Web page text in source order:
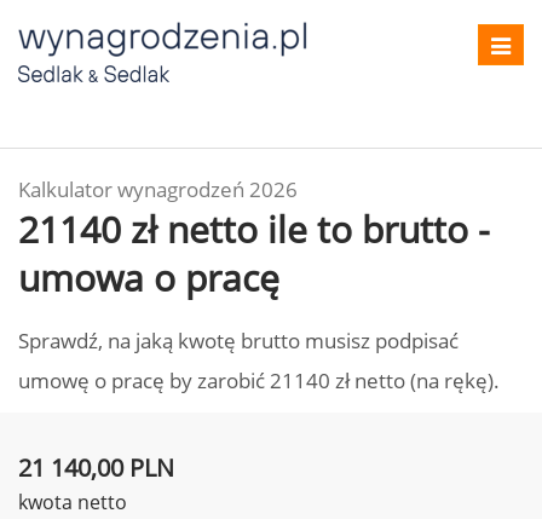
Kalkulator wynagrodzeń 2026
21140 zł netto ile to brutto -
umowa o pracę
Sprawdź, na jaką kwotę brutto musisz podpisać
umowę o pracę by zarobić 21140 zł netto (na rękę).
21 140,00 PLN
kwota netto